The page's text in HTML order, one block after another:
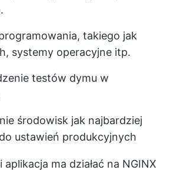
takiego jak
systemy operacyjne itp.
testów dymu w
środowisk jak najbardziej
ustawień produkcyjnych
aplikacja ma działać na NGINX